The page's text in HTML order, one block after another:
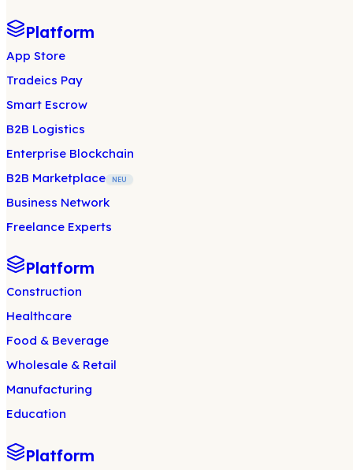
Platform
App Store
Tradeics Pay
Smart Escrow
B2B Logistics
Enterprise Blockchain
B2B Marketplace
NEU
Business Network
Freelance Experts
Platform
Construction
Healthcare
Food & Beverage
Wholesale & Retail
Manufacturing
Education
Platform